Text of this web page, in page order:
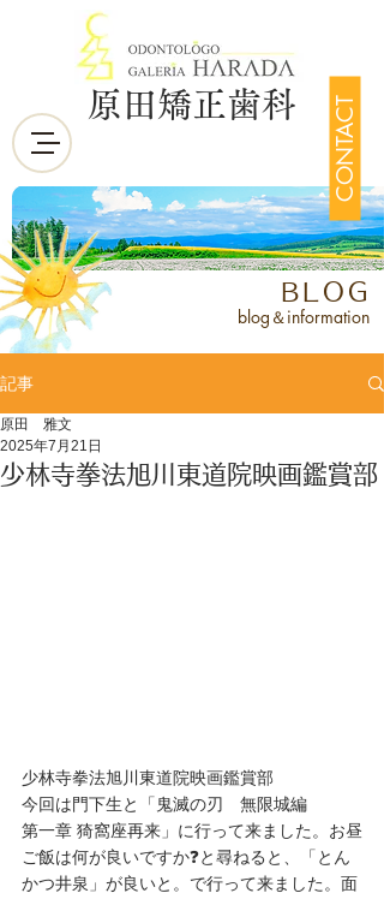
CONTACT
原田矯正歯科
BLOG
blog＆information
記事
少林寺拳法旭川東道院映画鑑賞部
原田 雅文
2025年7月21日
少林寺拳法旭川東道院映画鑑賞部
今回は門下生と「鬼滅の刃　無限城編
第一章 猗窩座再来」に行って来ました。お昼
ご飯は何が良いですか❓️と尋ねると、「とん
かつ井泉」が良いと。で行って来ました。面